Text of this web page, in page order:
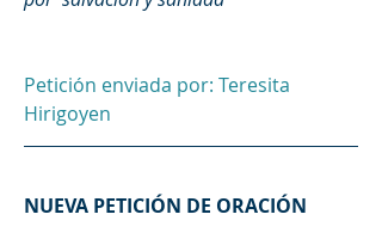
Petición enviada por: Teresita
Hirigoyen
NUEVA PETICIÓN DE ORACIÓN